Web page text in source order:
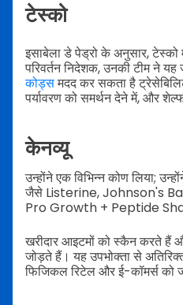
टेस्को
इसाबेला डे पेड्रो के अनुसार,
परिवर्तन निदेशक, उनकी टीम ने
कोड्समदद कर सकता है
पर्यावरण को समर्थन देने में, और
केनव्यू
उन्होंने एक विभिन्न कोण लिया;
जैसे Listerine, Johnson's
Pro Growth + Peptide
खरीदार आइटमों को स्कैन करते हैं
जोड़ते हैं। यह उपभोक्ता से
फिजिकल रिटेल और ई-कॉमर्स को